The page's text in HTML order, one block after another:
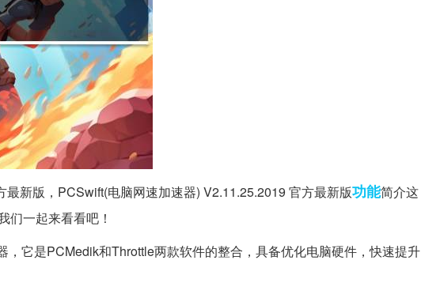
最新版，PCSwift(电脑网速加速器) V2.11.25.2019 官方最新版功能简介这
们一起来看看吧！
是PCMedik和Throttle两款软件的整合，具备优化电脑硬件，快速提升